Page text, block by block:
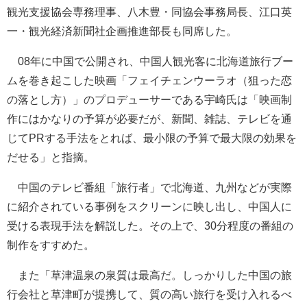
観光支援協会専務理事、八木豊・同協会事務局長、江口英
一・観光経済新聞社企画推進部長も同席した。
08年に中国で公開され、中国人観光客に北海道旅行ブー
ムを巻き起こした映画「フェイチェンウーラオ（狙った恋
の落とし方）」のプロデューサーである宇崎氏は「映画制
作にはかなりの予算が必要だが、新聞、雑誌、テレビを通
じてPRする手法をとれば、最小限の予算で最大限の効果を
だせる」と指摘。
中国のテレビ番組「旅行者」で北海道、九州などが実際
に紹介されている事例をスクリーンに映し出し、中国人に
受ける表現手法を解説した。その上で、30分程度の番組の
制作をすすめた。
また「草津温泉の泉質は最高だ。しっかりした中国の旅
行会社と草津町が提携して、質の高い旅行を受け入れるべ